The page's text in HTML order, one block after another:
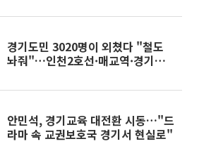
경기도민 3020명이 외쳤다 "철도
놔줘"…인천2호선·매교역·경기남
안민석, 경기교육 대전환 시동…"드
라마 속 교권보호국 경기서 현실로"